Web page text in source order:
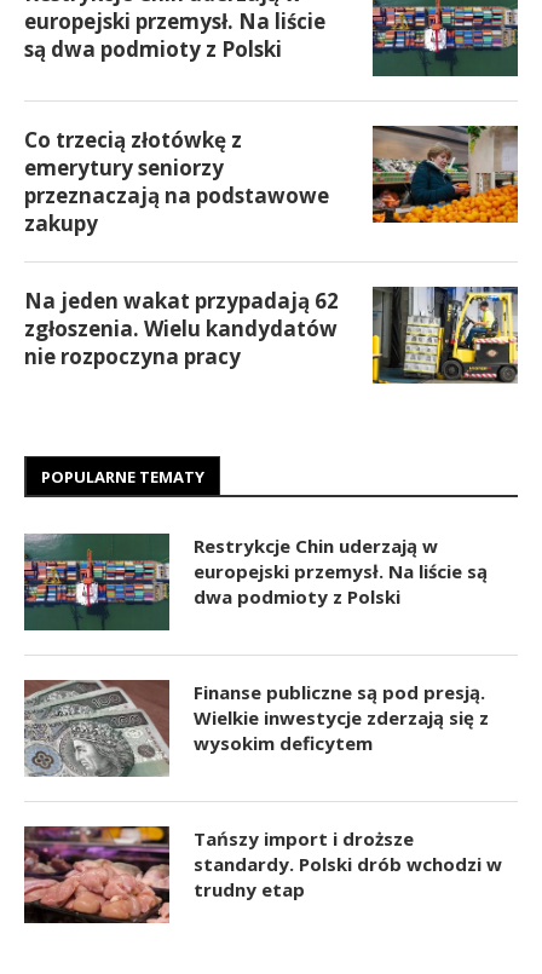
europejski przemysł. Na liście
są dwa podmioty z Polski
Co trzecią złotówkę z
emerytury seniorzy
przeznaczają na podstawowe
zakupy
Na jeden wakat przypadają 62
zgłoszenia. Wielu kandydatów
nie rozpoczyna pracy
POPULARNE TEMATY
Restrykcje Chin uderzają w
europejski przemysł. Na liście są
dwa podmioty z Polski
Finanse publiczne są pod presją.
Wielkie inwestycje zderzają się z
wysokim deficytem
Tańszy import i droższe
standardy. Polski drób wchodzi w
trudny etap